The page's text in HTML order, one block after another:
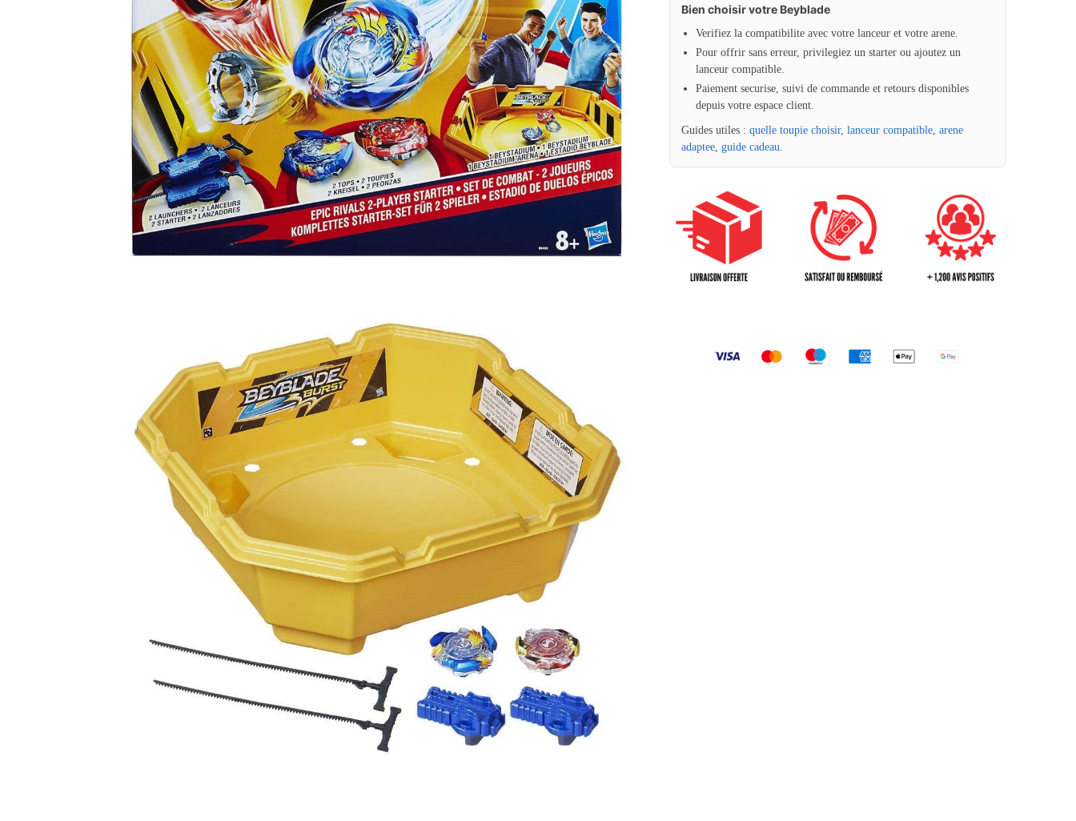
Bien choisir votre Beyblade
Verifiez la compatibilite avec votre lanceur et votre arene.
Pour offrir sans erreur, privilegiez un starter ou ajoutez un
lanceur compatible.
Paiement securise, suivi de commande et retours disponibles
depuis votre espace client.
Guides utiles : quelle toupie choisir, lanceur compatible, arene
adaptee, guide cadeau